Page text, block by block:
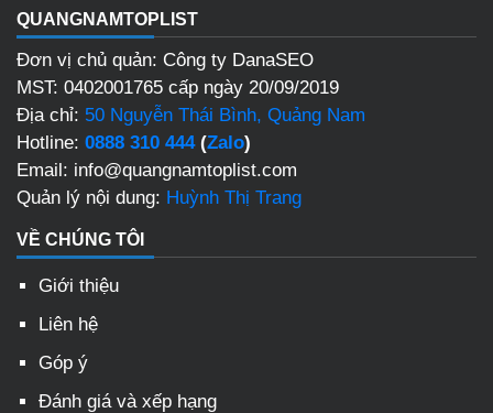
QUANGNAMTOPLIST
Đơn vị chủ quản: Công ty DanaSEO
MST: 0402001765 cấp ngày 20/09/2019
Địa chỉ: 50 Nguyễn Thái Bình, Quảng Nam
Hotline: 0888 310 444(Zalo)
Email: info@quangnamtoplist.com
Quản lý nội dung: Huỳnh Thị Trang
VỀ CHÚNG TÔI
Giới thiệu
Liên hệ
Góp ý
Đánh giá và xếp hạng